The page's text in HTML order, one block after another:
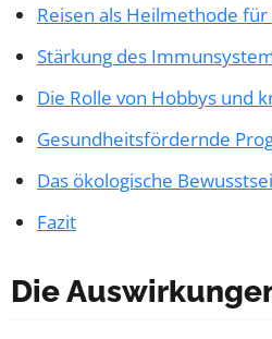
Reisen als Heilmethode für
Stärkung des
Die Rolle von Hobbys und
Gesundheitsfördernde
Das ökologische
Fazit
Die